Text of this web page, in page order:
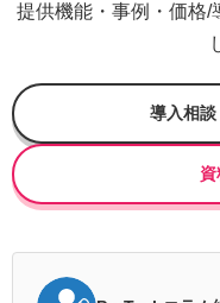
提供機能・事例・価格/
導入相